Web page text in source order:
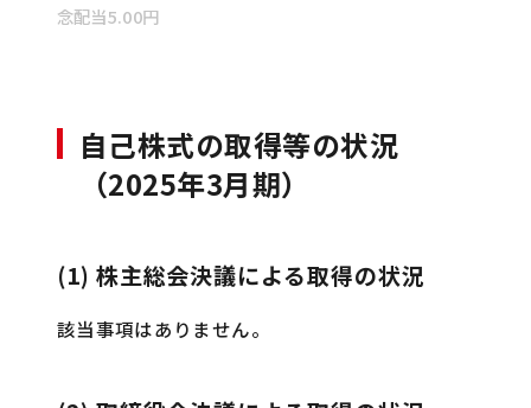
念配当5.00円
自己株式の取得等の状況
（2025年3月期）
(1) 株主総会決議による取得の状況
該当事項はありません。